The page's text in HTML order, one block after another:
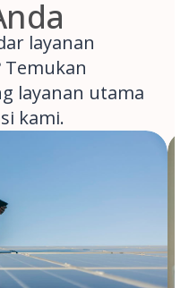
layanan
Temukan
layanan utama
kami.